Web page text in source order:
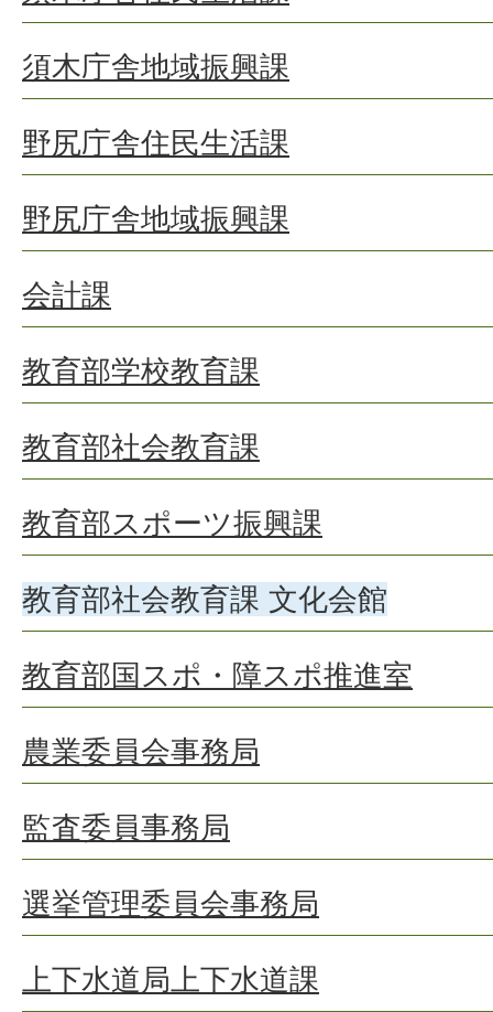
須木庁舎地域振興課
野尻庁舎住民生活課
野尻庁舎地域振興課
会計課
教育部学校教育課
教育部社会教育課
教育部スポーツ振興課
教育部社会教育課 文化会館
教育部国スポ・障スポ推進室
農業委員会事務局
監査委員事務局
選挙管理委員会事務局
上下水道局上下水道課